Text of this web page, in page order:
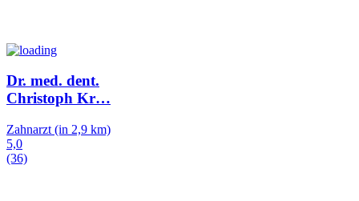
Dr. med. dent.
Christoph Kr…
Zahnarzt (in 2,9 km)
5,0
(36)